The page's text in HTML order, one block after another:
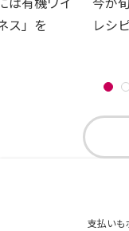
ス」を
レシピ
支払いも